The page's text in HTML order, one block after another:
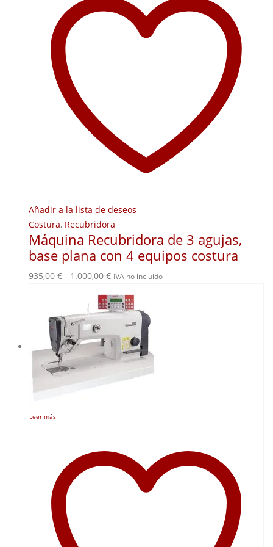
Añadir a la lista de deseos
Costura, Recubridora
Máquina Recubridora de 3 agujas,
base plana con 4 equipos costura
935,00 € - 1.000,00 €Rango
precios:
935,00 €
hasta
1.000,00 €
IVA no incluido
Leer más